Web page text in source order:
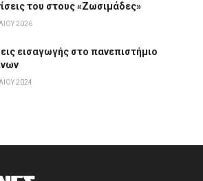
του στους «Ζωσιμάδες»
2026
εισαγωγής στο πανεπιστήμιο
2024